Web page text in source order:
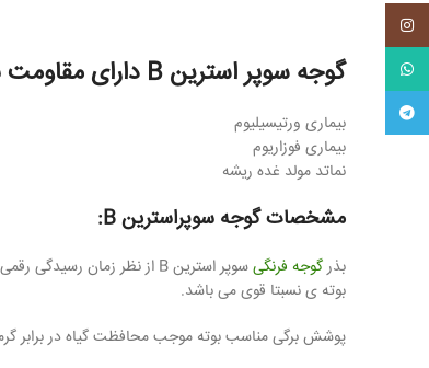
گوجه سوپر استرین B دارای مقاومت نسبی به موارد زیر می باشد:
بیماری ورتیسیلیوم
بیماری فوزاریوم
نماتد مولد غده ریشه
مشخصات گوجه سوپراسترین B:
بذرگوجه فرنگی
بوته ی نسبتا قوی می باشد.
پوشش برگی مناسب بوته موجب محافظت گیاه در برابر
واتس آپ